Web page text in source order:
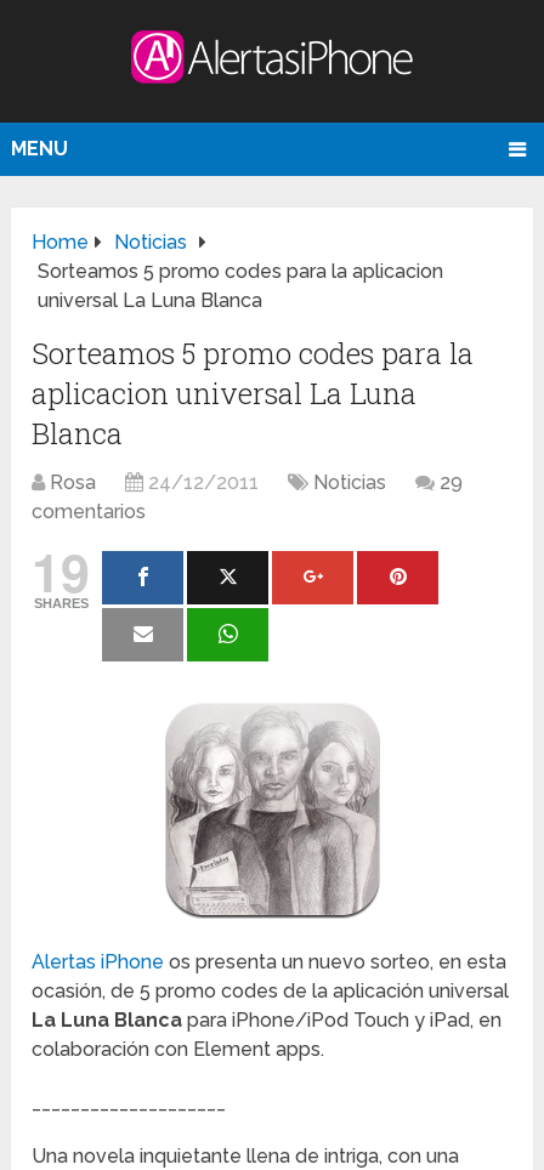
MENU
Home
Noticias
Sorteamos 5 promo codes para la aplicacion
universal La Luna Blanca
Sorteamos 5 promo codes para la
aplicacion universal La Luna
Blanca
Rosa 24/12/2011 Noticias
29
comentarios
19
SHARES
Alertas iPhone os presenta un nuevo sorteo, en esta
ocasión, de 5 promo codes de la aplicación universal
La Luna Blanca para iPhone/iPod Touch y iPad, en
colaboración con Element apps.
Una novela inquietante llena de intriga, con una